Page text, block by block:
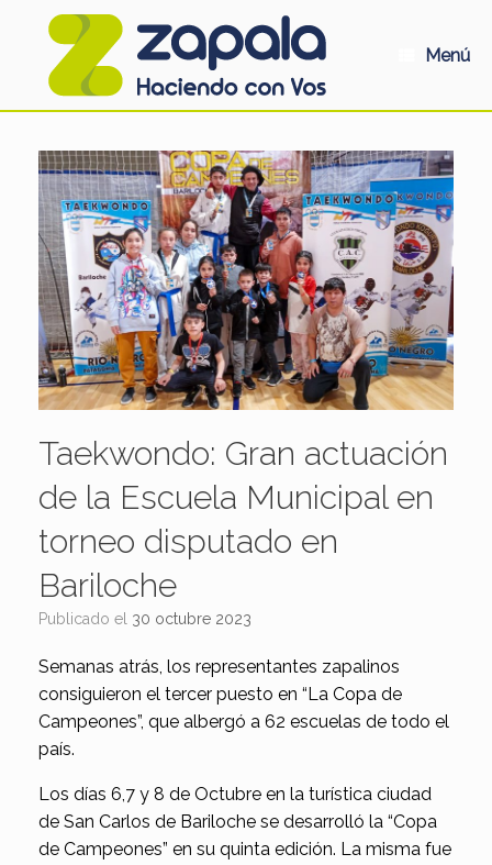
Menú
Taekwondo: Gran actuación
de la Escuela Municipal en
torneo disputado en
Bariloche
Publicado el 30 octubre 2023
Semanas atrás, los representantes zapalinos
consiguieron el tercer puesto en “La Copa de
Campeones”, que albergó a 62 escuelas de todo el
país.
Los días 6,7 y 8 de Octubre en la turística ciudad
de San Carlos de Bariloche se desarrolló la “Copa
de Campeones” en su quinta edición. La misma fue